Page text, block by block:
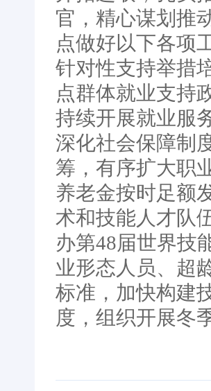
官，精心谋划推
点做好以下各项
针对性支持举措
点群体就业支持
持续开展就业服
深化社会保障制
筹，有序扩大职
养老金按时足额
术和技能人才队
办第48届世界技
业形态人员、超
标准，加快构建
度，组织开展冬